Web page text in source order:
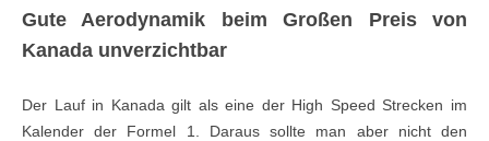
Gute Aerodynamik beim Großen Preis von
Kanada unverzichtbar
Der Lauf in Kanada gilt als eine der High Speed Strecken im
Kalender der Formel 1. Daraus sollte man aber nicht den